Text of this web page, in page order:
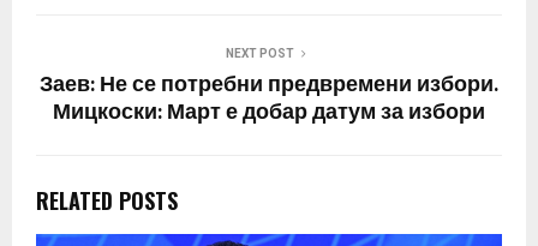
NEXT POST
Заев: Не се потребни предвремени избори.
Мицкоски: Март е добар датум за избори
RELATED POSTS